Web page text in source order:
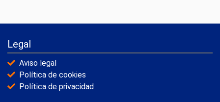
Legal
Aviso legal
Política de cookies
Política de privacidad